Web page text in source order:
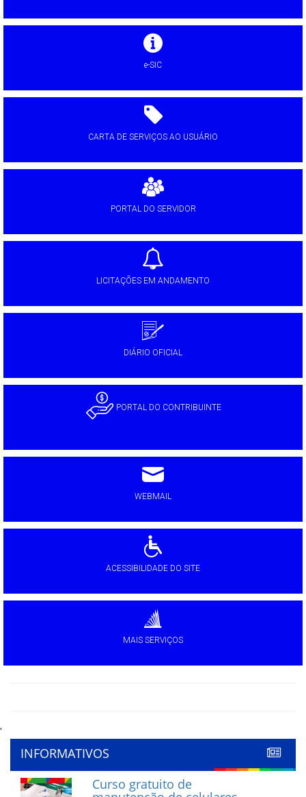
e-SIC
CARTA DE SERVIÇOS AO USUÁRIO
PORTAL DO SERVIDOR
LICITAÇÕES EM ANDAMENTO
DIÁRIO OFICIAL
PORTAL DO CONTRIBUINTE
WEBMAIL
ACESSIBILIDADE DO SITE
MAIS SERVIÇOS
'
INFORMATIVOS
Curso gratuito de